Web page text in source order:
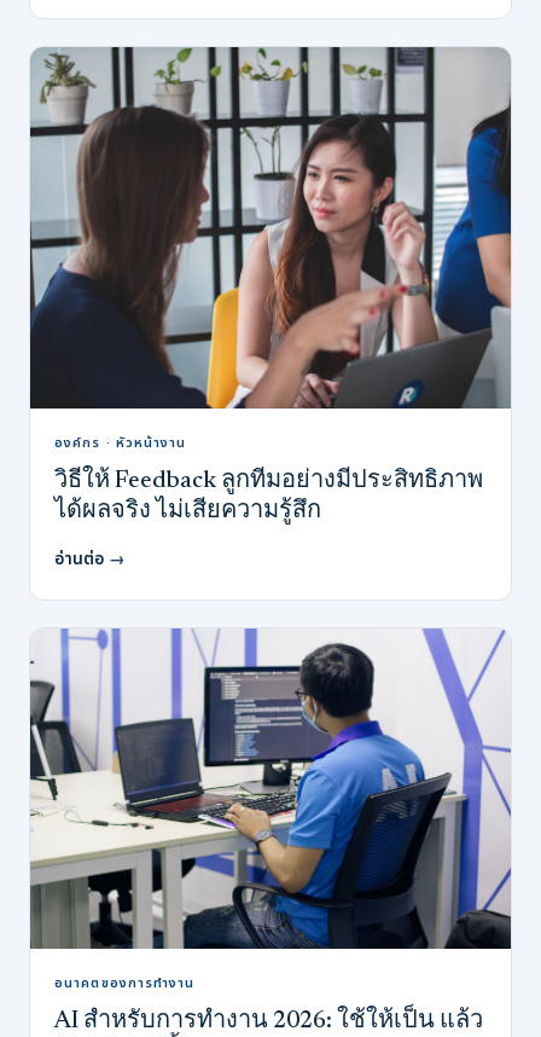
องค์กร · หัวหน้างาน
วิธีให้ Feedback ลูกทีมอย่างมีประสิทธิภาพ
ได้ผลจริง ไม่เสียความรู้สึก
อ่านต่อ →
อนาคตของการทำงาน
AI สำหรับการทำงาน 2026: ใช้ให้เป็น แล้ว